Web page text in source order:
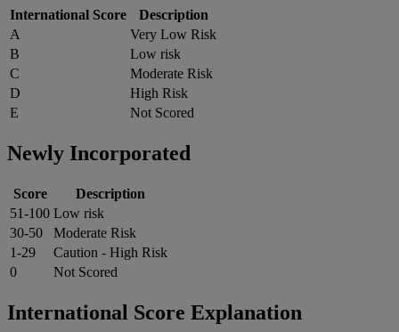
International Score
Description
A
Very Low Risk
B
Low risk
C
Moderate Risk
D
High Risk
E
Not Scored
Newly Incorporated
Score
Description
51-100 Low risk
30-50
Moderate Risk
1-29
Caution - High Risk
0
Not Scored
International Score Explanation